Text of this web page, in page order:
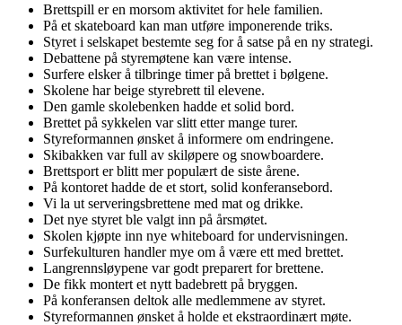
Brettspill er en morsom aktivitet for hele familien.
På et skateboard kan man utføre imponerende triks.
Styret i selskapet bestemte seg for å satse på en ny strategi.
Debattene på styremøtene kan være intense.
Surfere elsker å tilbringe timer på brettet i bølgene.
Skolene har beige styrebrett til elevene.
Den gamle skolebenken hadde et solid bord.
Brettet på sykkelen var slitt etter mange turer.
Styreformannen ønsket å informere om endringene.
Skibakken var full av skiløpere og snowboardere.
Brettsport er blitt mer populært de siste årene.
På kontoret hadde de et stort, solid konferansebord.
Vi la ut serveringsbrettene med mat og drikke.
Det nye styret ble valgt inn på årsmøtet.
Skolen kjøpte inn nye whiteboard for undervisningen.
Surfekulturen handler mye om å være ett med brettet.
Langrennsløypene var godt preparert for brettene.
De fikk montert et nytt badebrett på bryggen.
På konferansen deltok alle medlemmene av styret.
Styreformannen ønsket å holde et ekstraordinært møte.